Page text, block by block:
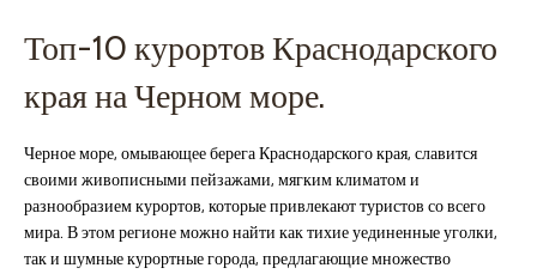
Топ-10 курортов Краснодарского
края на Черном море.
Черное море, омывающее берега Краснодарского края, славится
своими живописными пейзажами, мягким климатом и
разнообразием курортов, которые привлекают туристов со всего
мира. В этом регионе можно найти как тихие уединенные уголки,
так и шумные курортные города, предлагающие множество